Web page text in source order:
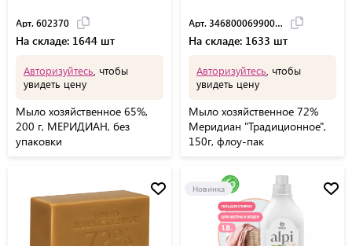
Арт. 602370
На складе: 1644 шт
Авторизуйтесь , чтобы
увидеть цену
Мыло хозяйственное 65%,
200 г, МЕРИДИАН, без
упаковки
Арт. 34680006990061
На складе: 1633 шт
Авторизуйтесь , чтобы
увидеть цену
Мыло хозяйственное 72%
Меридиан "Традиционное",
150г, флоу-пак
Новинка